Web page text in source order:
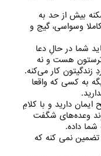
بیش از حد به
وسواسی، گیج و
شما در حالِ دعا
ترستون هست و نه
زندگیتون کار می‌‌کنه.
به کسی که واقعا
دارید و با کلامِ
وعده‌های شگفت
داده.
نمی کنه که